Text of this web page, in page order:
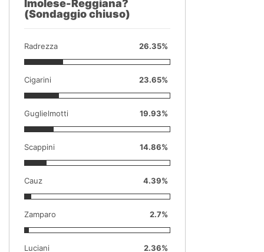
Imolese-Reggiana?
(Sondaggio chiuso)
Radrezza 26.35%
Cigarini 23.65%
Guglielmotti 19.93%
Scappini 14.86%
Cauz 4.39%
Zamparo 2.7%
Luciani 2.36%